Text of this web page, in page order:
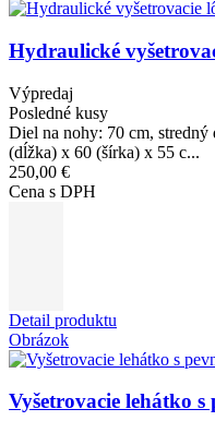
Hydraulické
Výpredaj
Posledné kusy
Diel na nohy: 70 cm,
(dĺžka) x 60 (šírka) x 55 c...
250,00 €
Cena s DPH
Detail produktu
Obrázok
Vyšetrovacie lehátko